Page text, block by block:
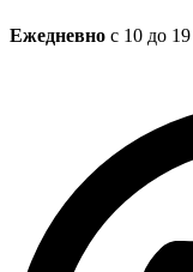
Ежедневно с 10 до